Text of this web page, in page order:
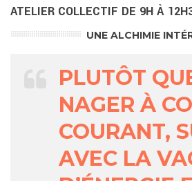
ATELIER COLLECTIF DE 9H À
UNE ALCHIMIE
PLUTÔT
NAGER À
COURANT,
AVEC LA